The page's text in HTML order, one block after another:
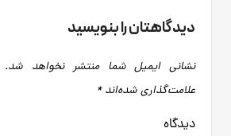
دیدگاهتان را بنویسید
نشانی ایمیل شما منتشر نخواهد شد.
علامت‌گذاری شده‌اند*